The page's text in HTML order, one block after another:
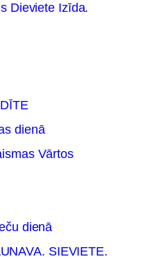
Dieviete Izīda.
dienā
Vārtos
dienā
SIEVIETE.